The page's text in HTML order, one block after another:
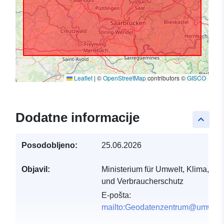
Leaflet | ©OpenStreetMapcontributors ©GISCO
keyboard_arrow_up
Dodatne informacije
Posodobljeno: 25.06.2026
Objavil:
Ministerium für Umwelt, Klima,
und Verbraucherschutz
E-pošta: